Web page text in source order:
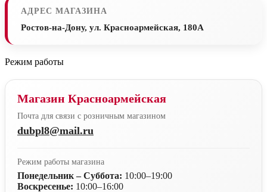
АДРЕС МАГАЗИНА
Ростов-на-Дону, ул. Красноармейская, 180А
Режим работы
Магазин Красноармейская
Почта для связи с розничным магазином
dubpl8@mail.ru
Режим работы магазина
Понедельник – Суббота: 10:00–19:00
Воскресенье: 10:00–16:00